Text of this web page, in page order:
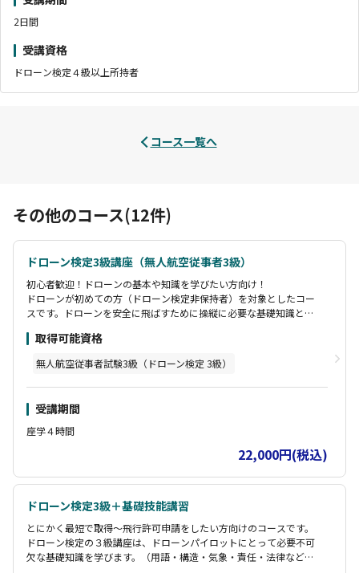
2日間
受講資格
ドローン検定４級以上所持者
コース一覧へ
その他のコース(12件)
ドローン検定3級講座（無人航空従事者3級）
初心者歓迎！ドローンの基本や知識を学びたい方向け！
ドローンが初めての方（ドローン検定非保持者）を対象としたコー
スです。ドローンを安全に飛ばすために操縦に必要な基礎知識と関
座学講習の修了者には無人航空従事者試験３級の試験に合格した時
に発行される認定証と同じものが発行されます。
取得可能資格
無人航空従事者試験3級（ドローン検定 3級）
受講期間
座学４時間
22,000円(税込)
ドローン検定3級＋基礎技能講習
とにかく最短で取得〜飛行許可申請をしたい方向けのコースです。
ドローン検定の３級講座は、ドローンパイロットにとって必要不可
欠な基礎知識を学びます。（用語・構造・気象・責任・法律など）